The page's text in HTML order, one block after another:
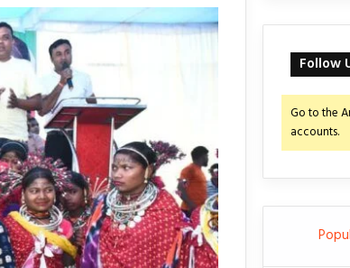
Follow
Go to the
accounts.